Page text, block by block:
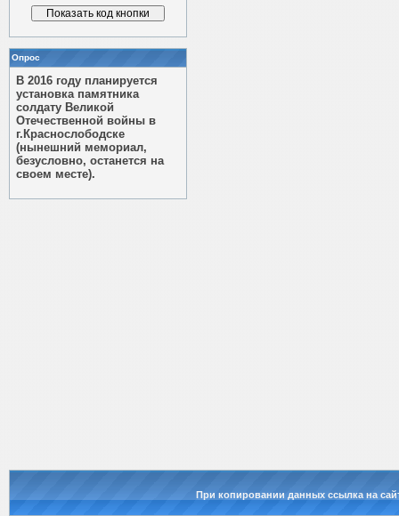
Опрос
В 2016 году планируется
установка памятника
солдату Великой
Отечественной войны в
г.Краснослободске
(нынешний мемориал,
безусловно, останется на
своем месте).
При копировании данных ссылка на